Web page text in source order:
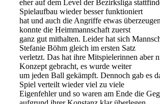
eher auf dem Level der Bezirksliga
Spielaufbau wieder besser funktioniert
hat und auch die Angriffe etwas
konnte die Heimmannschaft zuerst
ganz gut mithalten. Leider hat sich
Stefanie Böhm gleich im ersten Satz
verletzt. Das hat ihre Mitspielerinnen aber
Konzept gebracht, es wurde weiter
um jeden Ball gekämpft. Dennoch gab es
Spiel verteilt wieder viel zu viele
Eigenfehler und so waren am Ende die